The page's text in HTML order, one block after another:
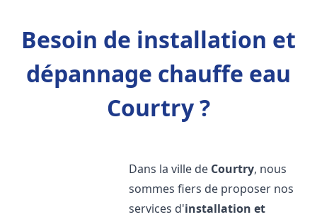
Besoin de installation et
dépannage chauffe eau
Courtry ?
Dans la ville de Courtry, nous
sommes fiers de proposer nos
services d'installation et